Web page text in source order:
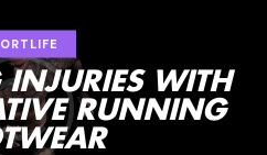
INJURIES WITH
RUNNING